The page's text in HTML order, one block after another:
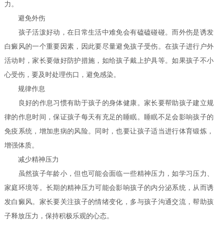
力。
避免外伤
孩子活泼好动，在日常生活中难免会有磕磕碰碰。而外伤是诱发
白癜风的一个重要因素，因此要尽量避免孩子受伤。在孩子进行户外
活动时，家长要做好防护措施，如给孩子戴上护具等。如果孩子不小
心受伤，要及时处理伤口，避免感染。
规律作息
良好的作息习惯有助于孩子的身体健康。家长要帮助孩子建立规
律的作息时间，保证孩子每天有充足的睡眠。睡眠不足会影响孩子的
免疫系统，增加患病的风险。同时，也要让孩子适当进行体育锻炼，
增强体质。
减少精神压力
虽然孩子年龄小，但也可能会面临一些精神压力，如学习压力、
家庭环境等。长期的精神压力可能会影响孩子的内分泌系统，从而诱
发白癜风。家长要关注孩子的情绪变化，多与孩子沟通交流，帮助孩
子释放压力，保持积极乐观的心态。